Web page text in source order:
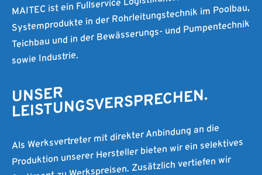
Systemprodukte in der Rohrleitungstechnik im Poolbau,
Teichbau und in der Bewässerungs- und Pumpentechnik
sowie Industrie.
UNSER
LEISTUNGSVERSPRECHEN.
Als Werksvertreter mit direkter Anbindung an die
Produktion unserer Hersteller bieten wir ein selektives